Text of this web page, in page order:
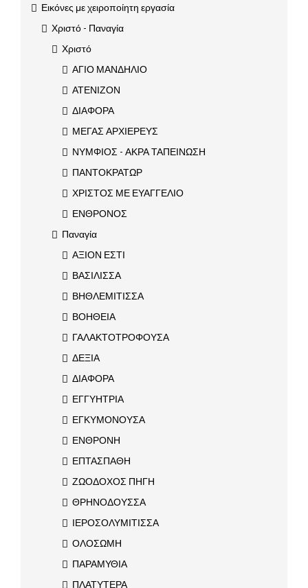
Εικόνες με χειροποίητη εργασία
Χριστό - Παναγία
Χριστό
ΑΓΙΟ ΜΑΝΔΗΛΙΟ
ΑΤΕΝΙΖΟΝ
ΔΙΑΦΟΡΑ
ΜΕΓΑΣ ΑΡΧΙΕΡΕΥΣ
ΝΥΜΦΙΟΣ - ΑΚΡΑ ΤΑΠΕΙΝΩΣΗ
ΠΑΝΤΟΚΡΑΤΩΡ
ΧΡΙΣΤΟΣ ΜΕ ΕΥΑΓΓΕΛΙΟ
ΕΝΘΡΟΝΟΣ
Παναγία
ΑΞΙΟΝ ΕΣΤΙ
ΒΑΣΙΛΙΣΣΑ
ΒΗΘΛΕΜΙΤΙΣΣΑ
ΒΟΗΘΕΙΑ
ΓΑΛΑΚΤΟΤΡΟΦΟΥΣΑ
ΔΕΞΙΑ
ΔΙΑΦΟΡΑ
ΕΓΓΥΗΤΡΙΑ
ΕΓΚΥΜΟΝΟΥΣΑ
ΕΝΘΡΟΝΗ
ΕΠΤΑΣΠΑΘΗ
ΖΩΟΔΟΧΟΣ ΠΗΓΗ
ΘΡΗΝΟΔΟΥΣΣΑ
ΙΕΡΟΣΟΛΥΜΙΤΙΣΣΑ
ΟΛΟΣΩΜΗ
ΠΑΡΑΜΥΘΙΑ
ΠΛΑΤΥΤΕΡΑ